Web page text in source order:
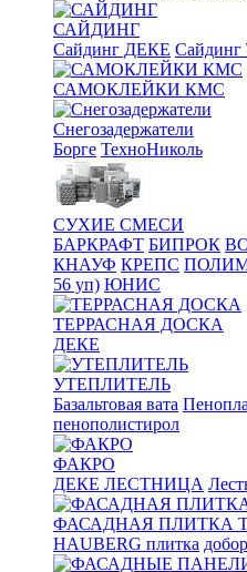
САЙДИНГ
Сайдинг ДЕКЕ
САМОКЛЕЙКИ КМС
Снегозадержатели
Борге ТехноНиколь
СУХИЕ СМЕСИ
БАРКРАФТ БИПРОК
КНАУФ КРЕПС
56 уп) ЮНИС
ТЕРРАСНАЯ ДОСКА
ДЕКЕ
УТЕПЛИТЕЛЬ
Базальтовая вата
пенополистирол
ФАКРО
ДЕКЕ ЛЕСТНИЦА
ФАСАДНАЯ ПЛИТКА
HAUBERG плитка